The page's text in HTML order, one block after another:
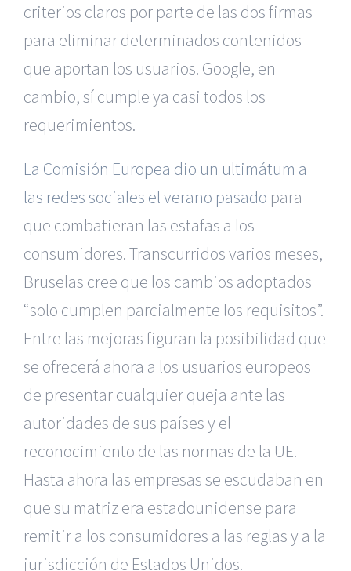
criterios claros por parte de las dos firmas
para eliminar determinados contenidos
que aportan los usuarios. Google, en
cambio, sí cumple ya casi todos los
requerimientos.
La Comisión Europea dio un ultimátum a
las redes sociales el verano pasado para
que combatieran las estafas a los
consumidores. Transcurridos varios meses,
Bruselas cree que los cambios adoptados
“solo cumplen parcialmente los requisitos”.
Entre las mejoras figuran la posibilidad que
se ofrecerá ahora a los usuarios europeos
de presentar cualquier queja ante las
autoridades de sus países y el
reconocimiento de las normas de la UE.
Hasta ahora las empresas se escudaban en
que su matriz era estadounidense para
remitir a los consumidores a las reglas y a la
jurisdicción de Estados Unidos.